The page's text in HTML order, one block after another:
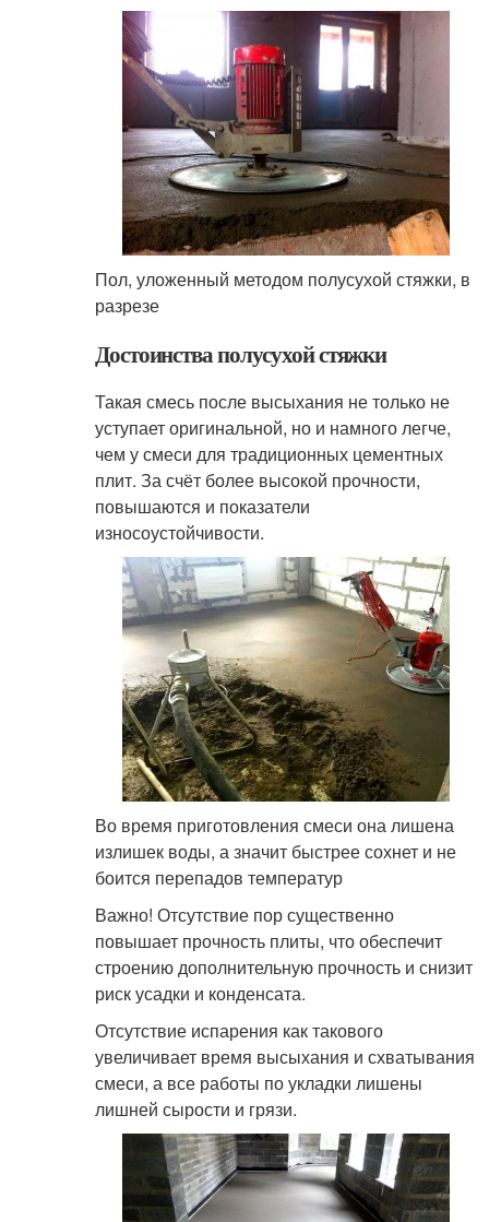
Пол, уложенный методом полусухой стяжки, в
разрезе
Достоинства полусухой стяжки
Такая смесь после высыхания не только не
уступает оригинальной, но и намного легче,
чем у смеси для традиционных цементных
плит. За счёт более высокой прочности,
повышаются и показатели
износоустойчивости.
Во время приготовления смеси она лишена
излишек воды, а значит быстрее сохнет и не
боится перепадов температур
Важно! Отсутствие пор существенно
повышает прочность плиты, что обеспечит
строению дополнительную прочность и снизит
риск усадки и конденсата.
Отсутствие испарения как такового
увеличивает время высыхания и схватывания
смеси, а все работы по укладки лишены
лишней сырости и грязи.